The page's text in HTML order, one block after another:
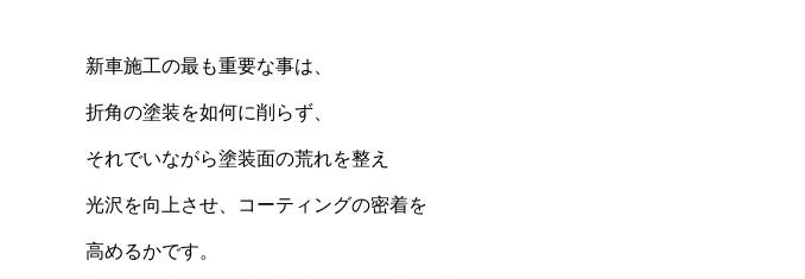
新車施工の最も重要な事は、
折角の塗装を如何に削らず、
それでいながら塗装面の荒れを整え
光沢を向上させ、コーティングの密着を
高めるかです。